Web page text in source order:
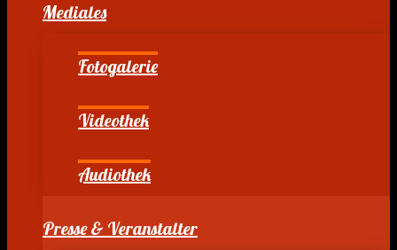
Mediales
Fotogalerie
Videothek
Audiothek
Presse & Veranstalter